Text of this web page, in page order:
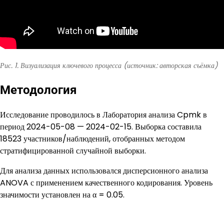
Рис. 1. Визуализация ключевого процесса (источник: авторская съёмка)
Методология
Исследование проводилось в Лаборатория анализа Cpmk в
период 2024-05-08 — 2024-02-15. Выборка составила
18523 участников/наблюдений, отобранных методом
стратифицированной случайной выборки.
Для анализа данных использовался дисперсионного анализа
ANOVA с применением качественного кодирования. Уровень
значимости установлен на α = 0.05.